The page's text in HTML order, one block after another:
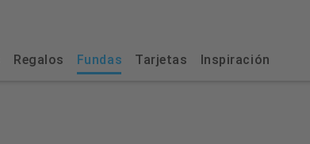
Regalos Fundas Tarjetas Inspiración